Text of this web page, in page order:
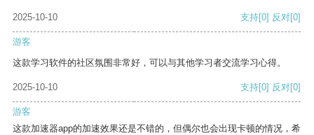
2025-10-10 支持[0] 反对[0]
游客
这款学习软件的社区氛围非常好，可以与其他学习者交流学习心得。
2025-10-10 支持[0] 反对[0]
游客
这款加速器app的加速效果还是不错的，但偶尔也会出现卡顿的情况，希